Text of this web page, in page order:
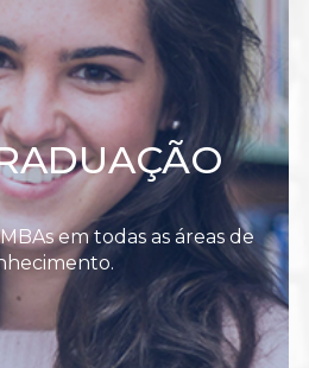
em todas as áreas de